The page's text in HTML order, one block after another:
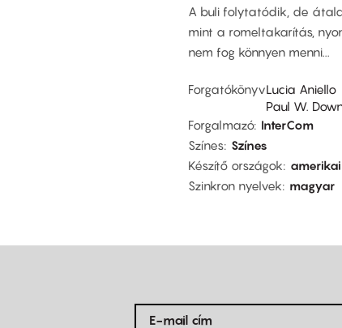
A buli folytatódik, de
mint a romeltakarítás,
nem fog könnyen menni...
ForgatókönyvLucia Aniello
Paul W.
Forgalmazó InterCom
Színes Színes
Készítő országok
amerikai
Szinkron nyelvek
magyar